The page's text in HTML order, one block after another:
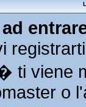
ti viene
o